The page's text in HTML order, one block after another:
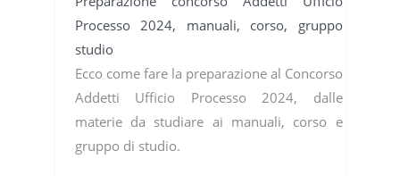
Processo 2024, manuali, corso, gruppo
studio
Ecco come fare la preparazione al Concorso
Addetti Ufficio Processo 2024, dalle
materie da studiare ai manuali, corso e
gruppo di studio.